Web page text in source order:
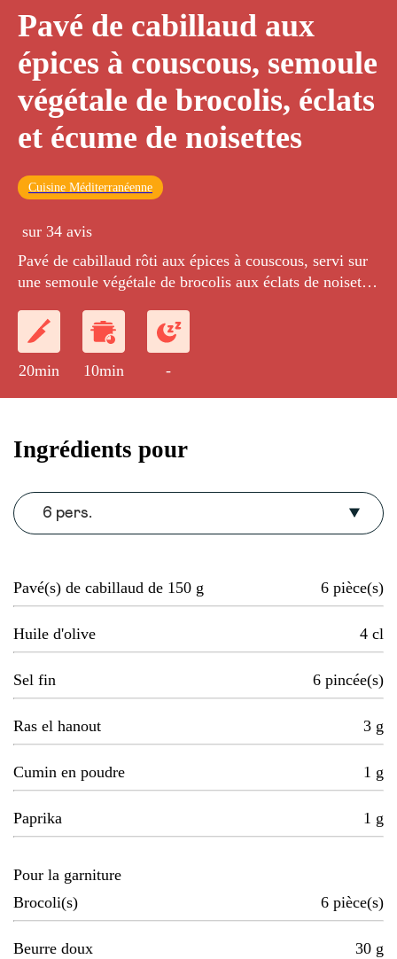
Pavé de cabillaud aux
épices à couscous, semoule
végétale de brocolis, éclats
et écume de noisettes
Cuisine Méditerranéenne
sur 34 avis
Pavé de cabillaud rôti aux épices à couscous, servi sur
une semoule végétale de brocolis aux éclats de noisettes
20min 10min -
Ingrédients pour
6 pers.
Pavé(s) de cabillaud de 150 g 6 pièce(s)
Huile d'olive 4 cl
Sel fin 6 pincée(s)
Ras el hanout 3 g
Cumin en poudre 1 g
Paprika 1 g
Pour la garniture
Brocoli(s)
6 pièce(s)
Beurre doux 30 g